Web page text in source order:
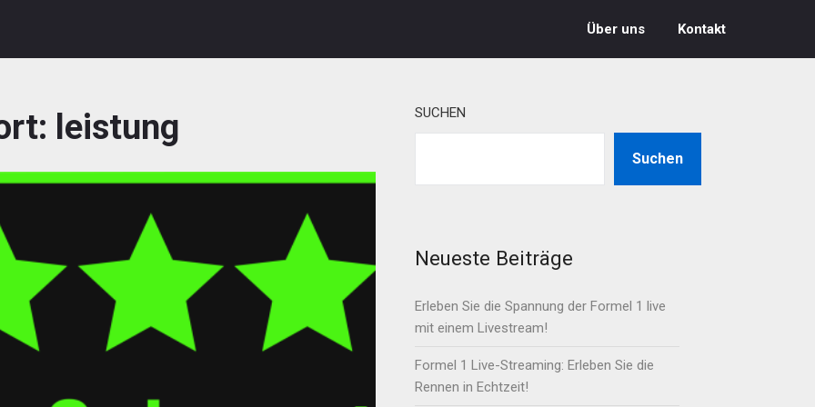
Über uns Kontakt
leistung SUCHEN
Suchen
Neueste Beiträge
Erleben Sie die Spannung der Formel 1 live
mit einem Livestream!
Formel 1 Live-Streaming: Erleben Sie die
Rennen in Echtzeit!